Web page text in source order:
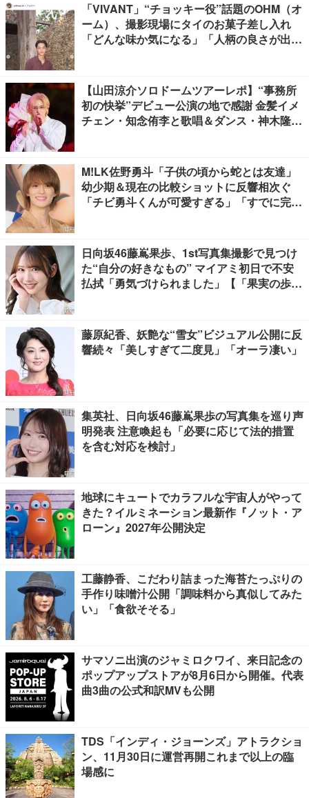
「VIVANT」“チョッキー役”話題のOHM（オ
ーム）、撮影現場にタイのお菓子差し入れ
「どんな味か気になる」「人柄の良さが出て
【山田涼介ソロドームツアーレポ】“事務所
初の快挙”デビュー公演の地で感謝 金髪イメ
チェン・知念侑李と歌唱＆ダンス・神木隆之
M!LK佐野勇斗「子供の頃から蛇とは友達」
幼少期＆現在の比較ショットに反響相次ぐ
「チビ勇斗くんが可愛すぎる」「すでに完成
日向坂46藤嶌果歩、1st写真集撮影で見つけ
た“自分の好きなもの” マイアミ初日で不安
払拭「勇気づけられました」【「果実の歩
藤原紀香、妖艶な“雪女”ビジュアル公開に反
響続々「美しすぎて二度見」「オーラ凄い」
集英社、日向坂46藤嶌果歩の写真集を巡り声
明発表 注意喚起も「必要に応じて法的措置
を含む対応を検討」
地球にキュートでカラフルな宇宙人がやって
きた？イルミネーション最新作『ノット・ア
ローン』2027年公開決定
工藤静香、こだわり詰まった海苔たっぷりの
手作り味噌汁公開「調味料から真似してみた
い」「食欲そそる」
サマソニ出演のジャミロクワイ、来日記念の
ポップアップストアが8月6日から開催。代表
曲3曲の公式和訳MVも公開
TDS「インディ・ジョーンズ」アトラクショ
ン、11月30日に運営再開これまで以上の臨
場感に